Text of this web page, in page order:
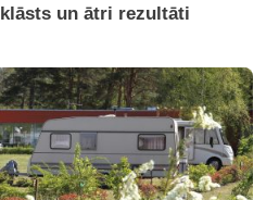
un ātri rezultāti